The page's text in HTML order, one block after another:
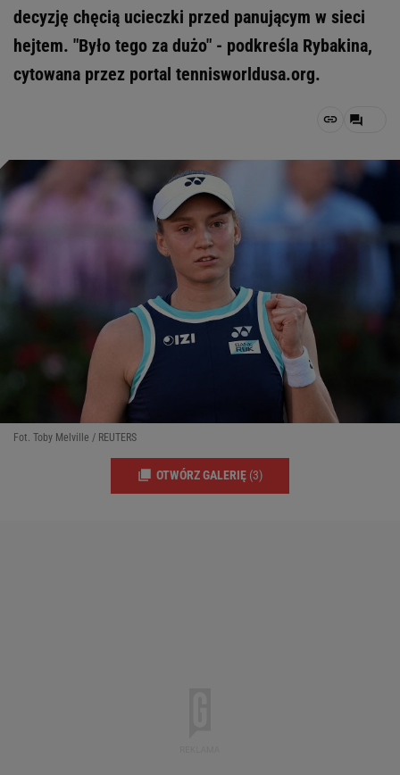
decyzję chęcią ucieczki przed panującym w sieci
hejtem. "Było tego za dużo" - podkreśla Rybakina,
cytowana przez portal tennisworldusa.org.
Fot. Toby Melville / REUTERS
OTWÓRZ GALERIĘ (3)